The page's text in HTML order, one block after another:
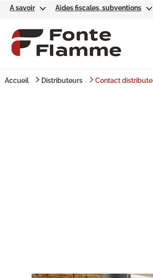
A savoir Aides fiscales, subventions
Accueil Distributeurs Contact